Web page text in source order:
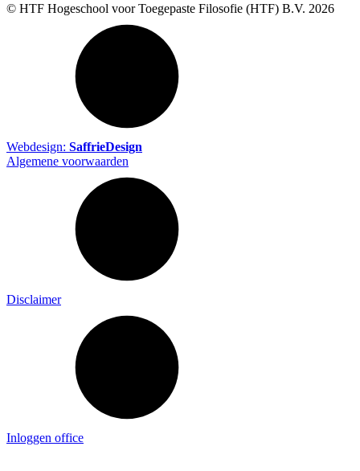
© HTF Hogeschool voor Toegepaste Filosofie (HTF) B.V. 2026
Webdesign: SaffrieDesign
Algemene voorwaarden
Disclaimer
Inloggen office